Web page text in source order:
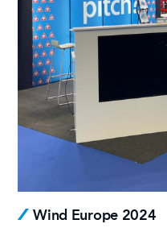
Wind Europe 2024